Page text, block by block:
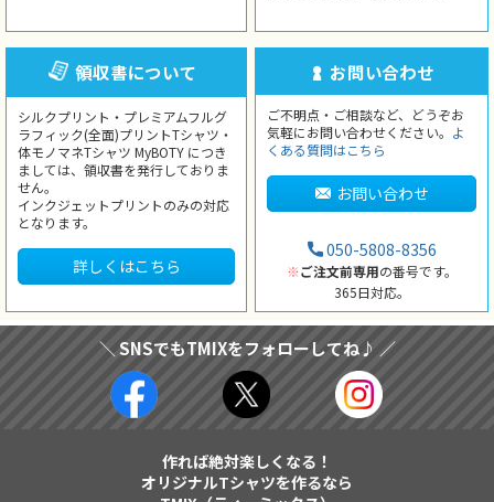
領収書について
シルクプリント・プレミアムフルグ
ラフィック(全面)プリントTシャツ・
体モノマネTシャツ MyBOTY につき
ましては、領収書を発行しておりま
せん。
インクジェットプリントのみの対応
となります。
詳しくはこちら
お問い合わせ
ご不明点・ご相談など、どうぞお
気軽にお問い合わせください。 よ
くある質問はこちら
お問い合わせ
050-5808-8356
※ご注文前専用の番号です。
365日対応。
＼ SNSでもTMIXをフォローしてね♪ ／
作れば絶対楽しくなる！
オリジナルTシャツを作るなら